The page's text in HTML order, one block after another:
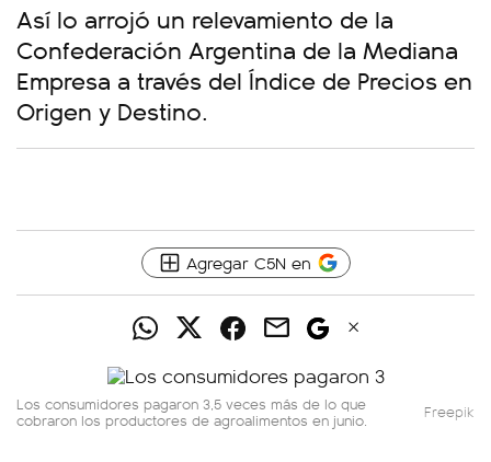
Así lo arrojó un relevamiento de la
Confederación Argentina de la Mediana
Empresa a través del Índice de Precios en
Origen y Destino.
Agregar C5N en
Los consumidores pagaron 3,5 veces más de lo que
cobraron los productores de agroalimentos en junio. Freepik